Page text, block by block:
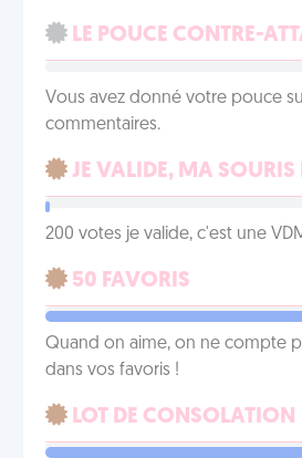
LE POUCE CONTRE-
Vous avez donné votre pouce
commentaires.
JE VALIDE, MA
200 votes je valide, c'est une
50 FAVORIS
Quand on aime, on ne compte
dans vos favoris !
LOT DE CONSOLATION